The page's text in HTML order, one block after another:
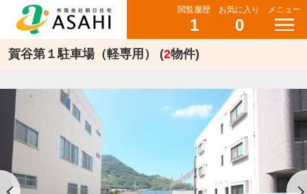
閲覧履歴
1
お気に入り
0
メニュー
賀谷第１駐車場（軽専用） (2物件)